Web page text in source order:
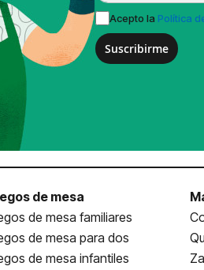
Acepto la Política
Suscribirme
de mesa
de mesa familiares
de mesa para dos
de mesa infantiles